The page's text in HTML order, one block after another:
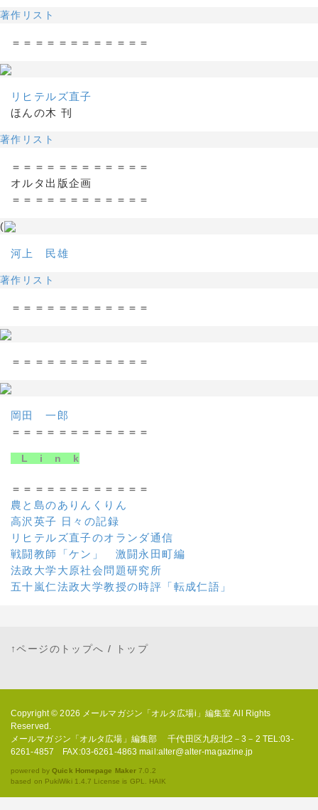
著作リスト
＝＝＝＝＝＝＝＝＝＝＝＝
リヒテルズ直子
ほんの木 刊
著作リスト
＝＝＝＝＝＝＝＝＝＝＝＝
オルタ出版企画
＝＝＝＝＝＝＝＝＝＝＝＝
(
河上 民雄
著作リスト
＝＝＝＝＝＝＝＝＝＝＝＝
＝＝＝＝＝＝＝＝＝＝＝＝
岡田 一郎
＝＝＝＝＝＝＝＝＝＝＝＝
L i n k
＝＝＝＝＝＝＝＝＝＝＝＝
農と島のありんくりん
高沢英子 日々の記録
リヒテルズ直子のオランダ通信
戦闘教師「ケン」 激闘永田町編
法政大学大原社会問題研究所
五十嵐仁法政大学教授の時評「転成仁語」
↑ページのトップへ / トップ
Copyright © 2026 メールマガジン「オルタ広場i」編集室 All Rights
Reserved.
メールマガジン「オルタ広場」編集部 千代田区九段北2－3－2 TEL:03-
6261-4857 FAX:03-6261-4863 mail:alter@alter-magazine.jp
powered byQuick Homepage Maker 7.0.2
based on PukiWiki 1.4.7 License is GPL. HAIK